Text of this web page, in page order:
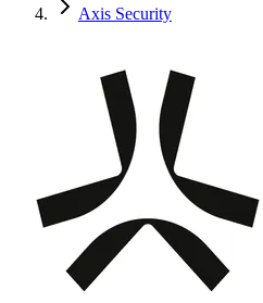
Axis Security